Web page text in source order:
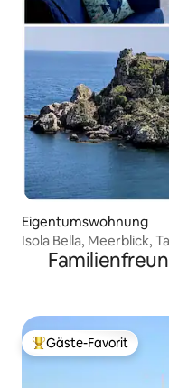
Eigentumswohnung
Isola Bella, Meerblick,
Beliebter Gäste-Favorit.
Gäste-Favorit